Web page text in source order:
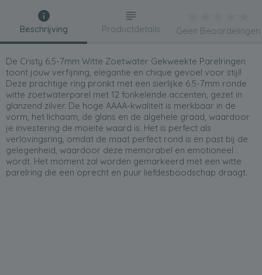
Beschrijving
De Cristy 6.5-7mm Witte Zoetwater Gekweekte Parelringen
toont jouw verfijning, elegantie en chique gevoel voor stijl!
Deze prachtige ring pronkt met een sierlijke 6.5-7mm ronde
witte zoetwaterparel met 12 fonkelende accenten, gezet in
glanzend zilver. De hoge AAAA-kwaliteit is merkbaar in de
vorm, het lichaam, de glans en de algehele graad, waardoor
je investering de moeite waard is. Het is perfect als
verlovingsring, omdat de maat perfect rond is en past bij de
gelegenheid, waardoor deze memorabel en emotioneel
wordt. Het moment zal worden gemarkeerd met een witte
parelring die een oprecht en puur liefdesboodschap draagt.
Productdetails Geen Beoordelingen